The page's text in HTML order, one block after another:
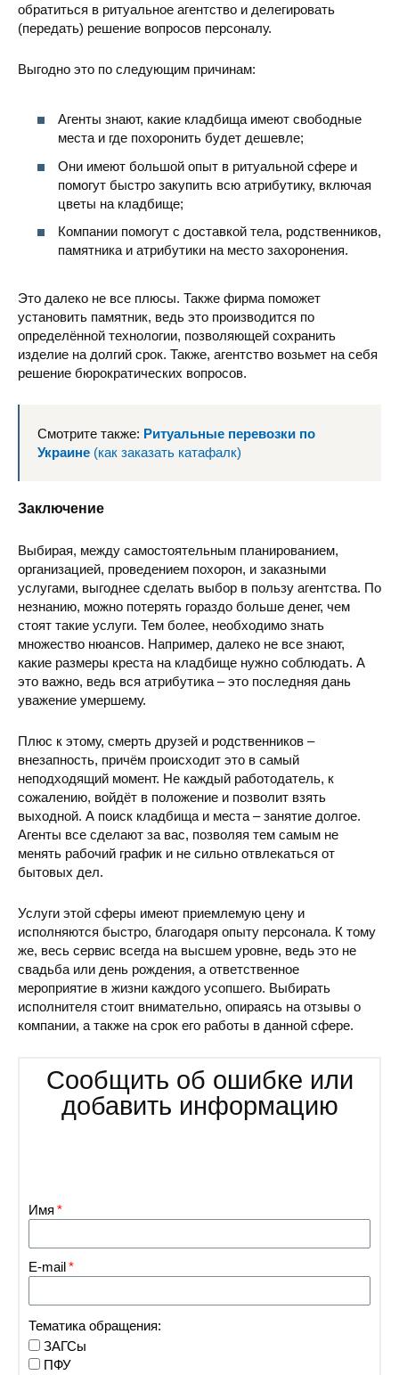
обратиться в ритуальное агентство и делегировать
(передать) решение вопросов персоналу.
Выгодно это по следующим причинам:
Агенты знают, какие кладбища имеют свободные
места и где похоронить будет дешевле;
Они имеют большой опыт в ритуальной сфере и
помогут быстро закупить всю атрибутику, включая
цветы на кладбище;
Компании помогут с доставкой тела, родственников,
памятника и атрибутики на место захоронения.
Это далеко не все плюсы. Также фирма поможет
установить памятник, ведь это производится по
определённой технологии, позволяющей сохранить
изделие на долгий срок. Также, агентство возьмет на себя
решение бюрократических вопросов.
Смотрите также: Ритуальные перевозки по
Украине (как заказать катафалк)
Заключение
Выбирая, между самостоятельным планированием,
организацией, проведением похорон, и заказными
услугами, выгоднее сделать выбор в пользу агентства. По
незнанию, можно потерять гораздо больше денег, чем
стоят такие услуги. Тем более, необходимо знать
множество нюансов. Например, далеко не все знают,
какие размеры креста на кладбище нужно соблюдать. А
это важно, ведь вся атрибутика – это последняя дань
уважение умершему.
Плюс к этому, смерть друзей и родственников –
внезапность, причём происходит это в самый
неподходящий момент. Не каждый работодатель, к
сожалению, войдёт в положение и позволит взять
выходной. А поиск кладбища и места – занятие долгое.
Агенты все сделают за вас, позволяя тем самым не
менять рабочий график и не сильно отвлекаться от
бытовых дел.
Услуги этой сферы имеют приемлемую цену и
исполняются быстро, благодаря опыту персонала. К тому
же, весь сервис всегда на высшем уровне, ведь это не
свадьба или день рождения, а ответственное
мероприятие в жизни каждого усопшего. Выбирать
исполнителя стоит внимательно, опираясь на отзывы о
компании, а также на срок его работы в данной сфере.
Сообщить об ошибке или
добавить информацию
Имя
E-mail
Тематика обращения:
ЗАГСы
ПФУ